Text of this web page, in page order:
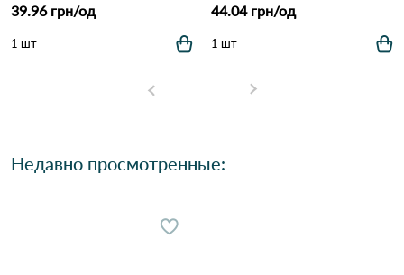
39.96 грн/од
1 шт
44.04 грн/од
1 шт
Недавно просмотренные: